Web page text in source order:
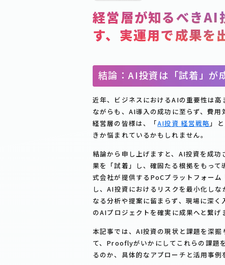
経営層が知るべき
す、実運用で成果を
結論：AI投資は「試着」が
近年、ビジネスにおけるAIの重要性は
ながらも、AI導入の成功に至らず、費用
経営層の皆様は、「AI投資 経営戦略 」
きか悩まれているかもしれません。
結論から申し上げますと、AI投資を成
果を「試着」し、確固たる根拠をもっ
式会社が提供するPoCプラットフォー
し、AI投資におけるリスクを最小化し
なる分析や提案に留まらず、現場に深
のAIプロジェクトを確実に成果へと繋げ
本記事では、AI投資の現状と課題を深
て、Prooflyがいかにしてこれらの課題
るのか、具体的なアプローチと活用事例